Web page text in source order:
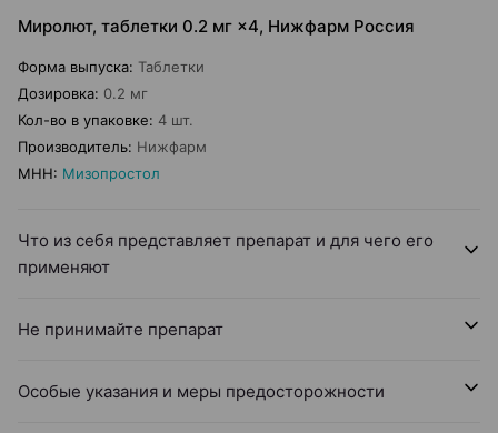
Миролют, таблетки 0.2 мг ×4, Нижфарм Россия
Форма выпуска: Таблетки
Дозировка: 0.2 мг
Кол-во в упаковке: 4 шт.
Производитель: Нижфарм
МНН: Мизопростол
Что из себя представляет препарат и для чего его
применяют
Не принимайте препарат
Особые указания и меры предосторожности